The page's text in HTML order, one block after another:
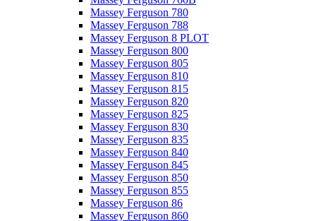
Massey Ferguson 780
Massey Ferguson 788
Massey Ferguson 8 PLOT
Massey Ferguson 800
Massey Ferguson 805
Massey Ferguson 810
Massey Ferguson 815
Massey Ferguson 820
Massey Ferguson 825
Massey Ferguson 830
Massey Ferguson 835
Massey Ferguson 840
Massey Ferguson 845
Massey Ferguson 850
Massey Ferguson 855
Massey Ferguson 86
Massey Ferguson 860